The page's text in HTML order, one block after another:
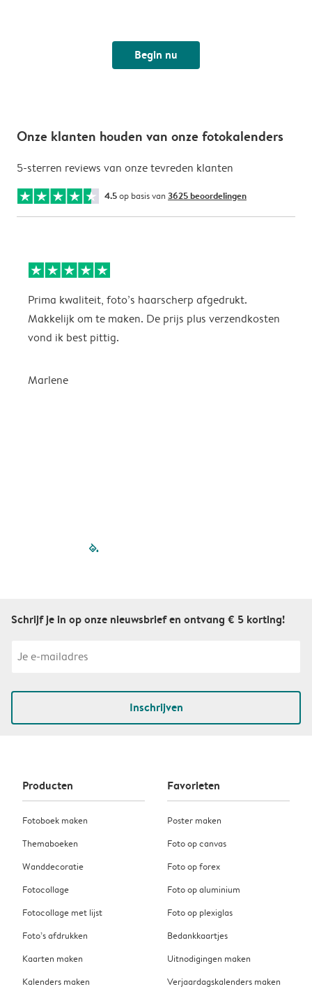
Begin nu
Onze klanten houden van onze fotokalenders
5-sterren reviews van onze tevreden klanten
4.5op basis van 3625 beoordelingen
Prima kwaliteit, foto’s haarscherp afgedrukt.
Makkelijk om te maken. De prijs plus verzendkosten
vond ik best pittig.
Marlene
filled-pagination
Schrijf je in op onze nieuwsbrief en ontvang € 5 korting!
Inschrijven
Producten
Fotoboek maken
Themaboeken
Wanddecoratie
Fotocollage
Fotocollage met lijst
Foto’s afdrukken
Kaarten maken
Kalenders maken
Favorieten
Poster maken
Foto op canvas
Foto op forex
Foto op aluminium
Foto op plexiglas
Bedankkaartjes
Uitnodigingen maken
Verjaardagskalenders maken